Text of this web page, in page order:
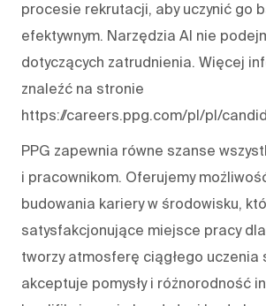
procesie rekrutacji, aby uczynić go
efektywnym. Narzędzia AI nie
dotyczących zatrudnienia. Więcej
znaleźć na stronie
https://careers.ppg.com/pl/pl/
PPG zapewnia równe szanse
i pracownikom. Oferujemy
budowania kariery w środowisku,
satysfakcjonujące miejsce pracy
tworzy atmosferę ciągłego uczenia
akceptuje pomysły i różnorodność